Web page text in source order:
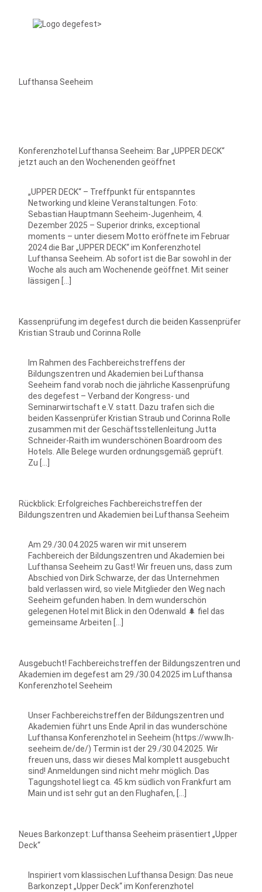
Lufthansa Seeheim
Konferenzhotel Lufthansa Seeheim: Bar „UPPER DECK“
jetzt auch an den Wochenenden geöffnet
„UPPER DECK“ – Treffpunkt für entspanntes
Networking und kleine Veranstaltungen. Foto:
Sebastian Hauptmann Seeheim-Jugenheim, 4.
Dezember 2025 – Superior drinks, exceptional
moments – unter diesem Motto eröffnete im Februar
2024 die Bar „UPPER DECK“ im Konferenzhotel
Lufthansa Seeheim. Ab sofort ist die Bar sowohl in der
Woche als auch am Wochenende geöffnet. Mit seiner
lässigen […]
Kassenprüfung im degefest durch die beiden Kassenprüfer
Kristian Straub und Corinna Rolle
Im Rahmen des Fachbereichstreffens der
Bildungszentren und Akademien bei Lufthansa
Seeheim fand vorab noch die jährliche Kassenprüfung
des degefest – Verband der Kongress- und
Seminarwirtschaft e.V. statt. Dazu trafen sich die
beiden Kassenprüfer Kristian Straub und Corinna Rolle
zusammen mit der Geschäftsstellenleitung Jutta
Schneider-Raith im wunderschönen Boardroom des
Hotels. Alle Belege wurden ordnungsgemäß geprüft.
Zu […]
Rückblick: Erfolgreiches Fachbereichstreffen der
Bildungszentren und Akademien bei Lufthansa Seeheim
Am 29./30.04.2025 waren wir mit unserem
Fachbereich der Bildungszentren und Akademien bei
Lufthansa Seeheim zu Gast! Wir freuen uns, dass zum
Abschied von Dirk Schwarze, der das Unternehmen
bald verlassen wird, so viele Mitglieder den Weg nach
Seeheim gefunden haben. In dem wunderschön
gelegenen Hotel mit Blick in den Odenwald 🌲 fiel das
gemeinsame Arbeiten […]
Ausgebucht! Fachbereichstreffen der Bildungszentren und
Akademien im degefest am 29./30.04.2025 im Lufthansa
Konferenzhotel Seeheim
Unser Fachbereichstreffen der Bildungszentren und
Akademien führt uns Ende April in das wunderschöne
Lufthansa Konferenzhotel in Seeheim (https://www.lh-
seeheim.de/de/) Termin ist der 29./30.04.2025. Wir
freuen uns, dass wir dieses Mal komplett ausgebucht
sind! Anmeldungen sind nicht mehr möglich. Das
Tagungshotel liegt ca. 45 km südlich von Frankfurt am
Main und ist sehr gut an den Flughafen, […]
Neues Barkonzept: Lufthansa Seeheim präsentiert „Upper
Deck“
Inspiriert vom klassischen Lufthansa Design: Das neue
Barkonzept „Upper Deck“ im Konferenzhotel